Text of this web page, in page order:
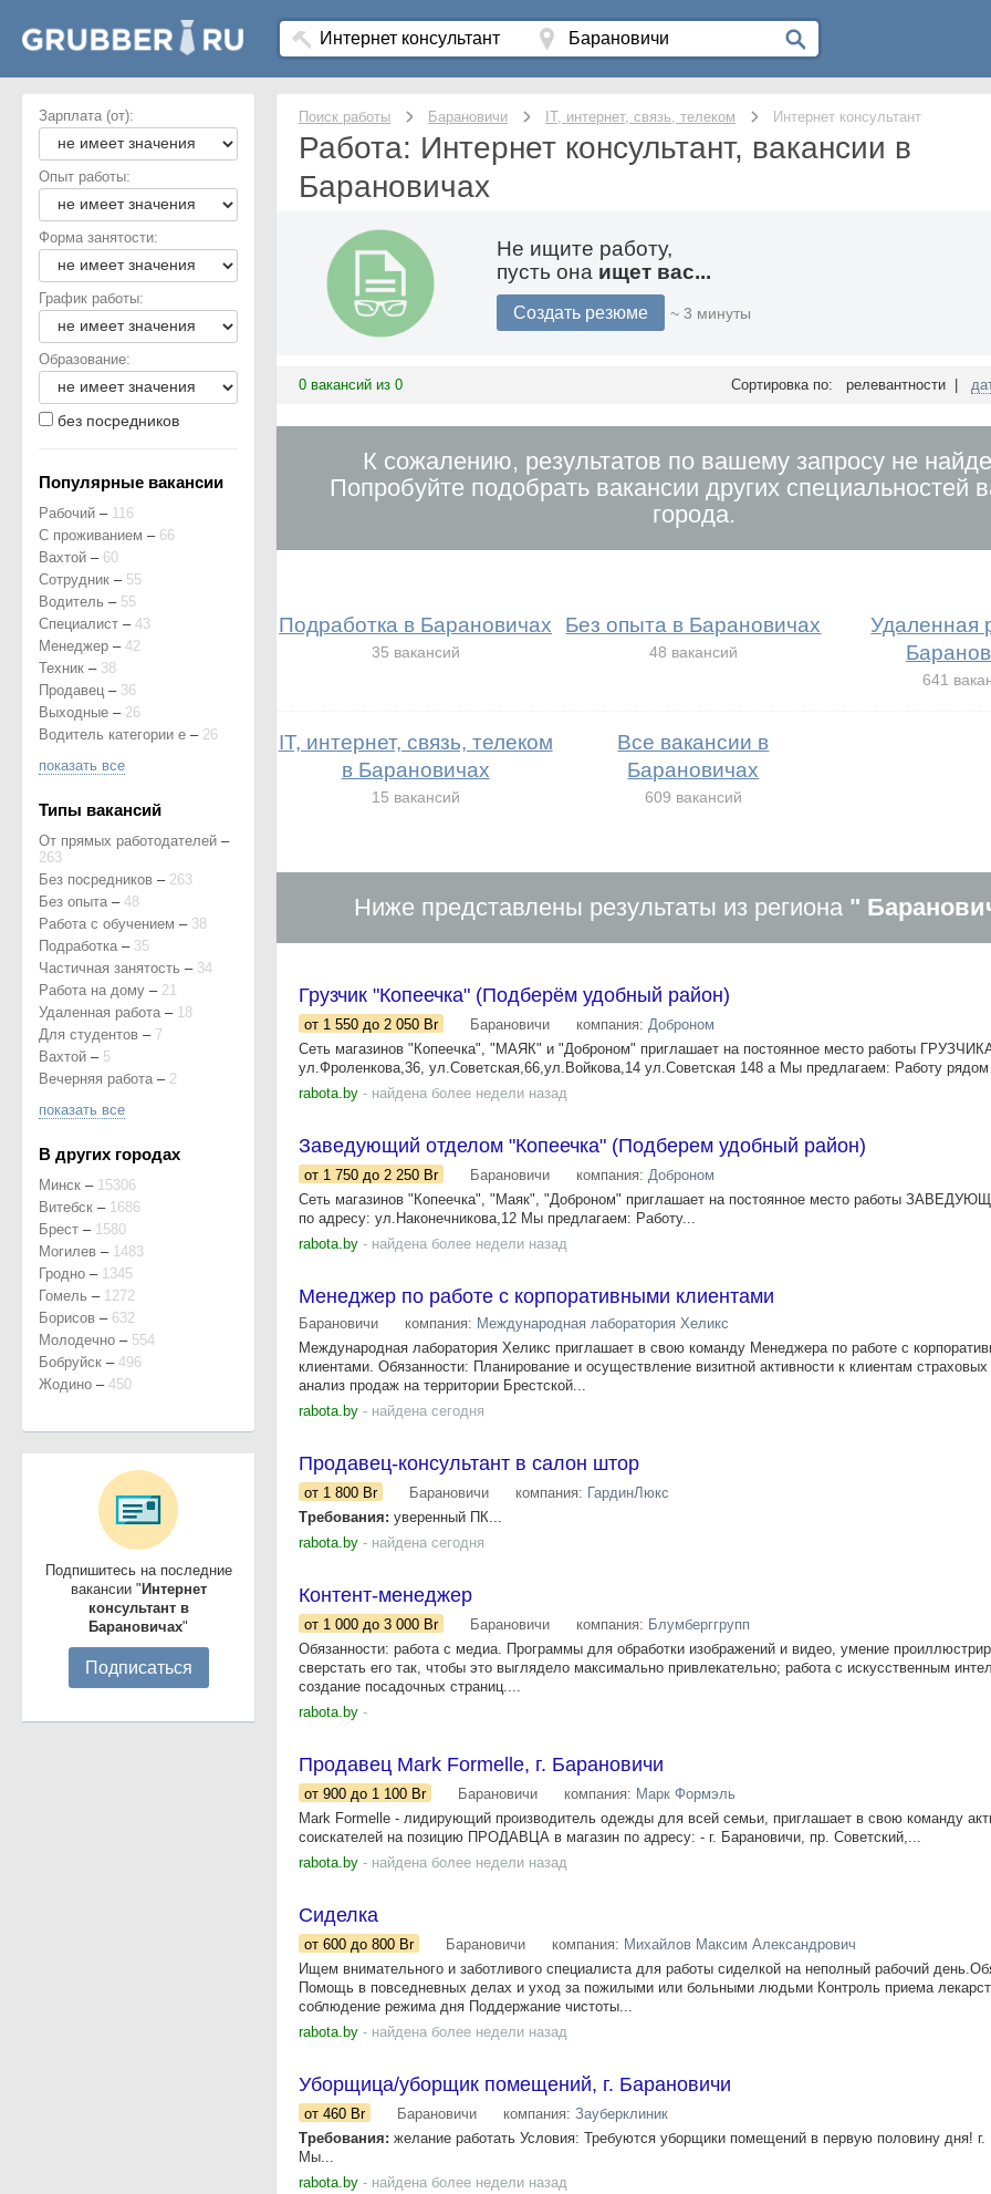
Поиск работы Барановичи IT, интернет, связь, телеком Интернет консультант
Работа: Интернет консультант, вакансии в
Барановичах
Не ищите работу,
пусть она ищет вас...
Создать резюме ~ 3 минуты
0 вакансий из 0 Сортировка по: релевантности |
К сожалению, результатов по вашему запросу не
Попробуйте подобрать вакансии других специальностей
города.
Подработка в Барановичах
35 вакансий
Без опыта в Барановичах
48 вакансий
Удаленная
641
IT, интернет, связь, телеком
в Барановичах
15 вакансий
Все вакансии в
Барановичах
609 вакансий
Ниже представлены результаты из региона "
Грузчик "Копеечка" (Подберём удобный район)
от 1 550 до 2 050 Br Барановичи компания: Доброном
Сеть магазинов "Копеечка", "МАЯК" и "Доброном" приглашает на постоянное место работы
ул.Фроленкова,36, ул.Советская,66,ул.Войкова,14 ул.Советская 148 а Мы предлагаем: Работу
rabota.by - найдена более недели назад
Заведующий отделом "Копеечка" (Подберем удобный район)
от 1 750 до 2 250 Br Барановичи компания: Доброном
Сеть магазинов "Копеечка", "Маяк", "Доброном" приглашает на постоянное место работы
по адресу: ул.Наконечникова,12 Мы предлагаем: Работу...
rabota.by - найдена более недели назад
Менеджер по работе с корпоративными клиентами
Барановичи компания: Международная лаборатория Хеликс
Международная лаборатория Хеликс приглашает в свою команду Менеджера по работе с
клиентами. Обязанности: Планирование и осуществление визитной активности к клиентам
анализ продаж на территории Брестской...
rabota.by - найдена сегодня
Продавец-консультант в салон штор
от 1 800 Br Барановичи компания: ГардинЛюкс
Требования: уверенный ПК...
rabota.by - найдена сегодня
Контент-менеджер
от 1 000 до 3 000 Br Барановичи компания: Блумберггрупп
Обязанности: работа с медиа. Программы для обработки изображений и видео, умение
сверстать его так, чтобы это выглядело максимально привлекательно; работа с искусственным
создание посадочных страниц....
rabota.by -
Продавец Mark Formelle, г. Барановичи
от 900 до 1 100 Br Барановичи компания: Марк Формэль
Mark Formelle - лидирующий производитель одежды для всей семьи, приглашает в свою команду
соискателей на позицию ПРОДАВЦА в магазин по адресу: - г. Барановичи, пр. Советский,...
rabota.by - найдена более недели назад
Сиделка
от 600 до 800 Br Барановичи компания: Михайлов Максим Александрович
Ищем внимательного и заботливого специалиста для работы сиделкой на неполный рабочий
Помощь в повседневных делах и уход за пожилыми или больными людьми Контроль приема
соблюдение режима дня Поддержание чистоты...
rabota.by - найдена более недели назад
Уборщица/уборщик помещений, г. Барановичи
от 460 Br Барановичи компания: Зауберклиник
Требования: желание работать Условия: Требуются уборщики помещений в первую половину дня! г.
Мы...
rabota.by - найдена более недели назад
Зарплата (от):
Опыт работы:
Форма занятости:
График работы:
Образование:
без посредников
Популярные вакансии
Рабочий – 116
С проживанием – 66
Вахтой – 60
Сотрудник – 55
Водитель – 55
Специалист – 43
Менеджер – 42
Техник – 38
Продавец – 36
Выходные – 26
Водитель категории е – 26
показать все
Типы вакансий
От прямых работодателей –
263
Без посредников – 263
Без опыта – 48
Работа с обучением – 38
Подработка – 35
Частичная занятость – 34
Работа на дому – 21
Удаленная работа – 18
Для студентов – 7
Вахтой – 5
Вечерняя работа – 2
показать все
В других городах
Минск – 15306
Витебск – 1686
Брест – 1580
Могилев – 1483
Гродно – 1345
Гомель – 1272
Борисов – 632
Молодечно – 554
Бобруйск – 496
Жодино – 450
Подпишитесь на последние
вакансии " Интернет
консультант в
Барановичах"
Подписаться